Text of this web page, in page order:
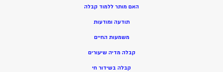
האם מותר ללמוד קבלה
תודעה ומודעות
משמעות החיים
קבלה מדיה שיעורים
קבלה בשידור חי